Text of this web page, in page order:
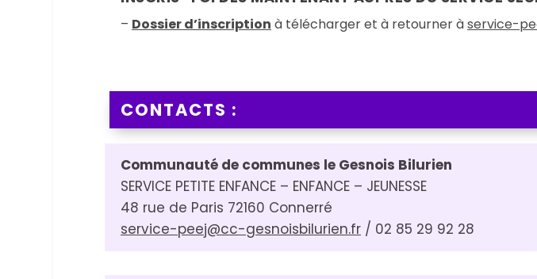
– Dossier d’inscription à télécharger et à retourner àservice-
CONTACTS :
Communauté de communes le Gesnois Bilurien
SERVICE PETITE ENFANCE – ENFANCE – JEUNESSE
48 rue de Paris 72160 Connerré
service-peej@cc-gesnoisbilurien.fr / 02 85 29 92 28